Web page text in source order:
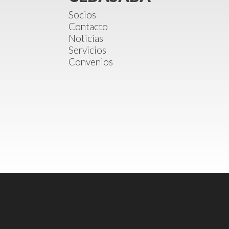
Socios
Contacto
Noticias
Servicios
Convenios